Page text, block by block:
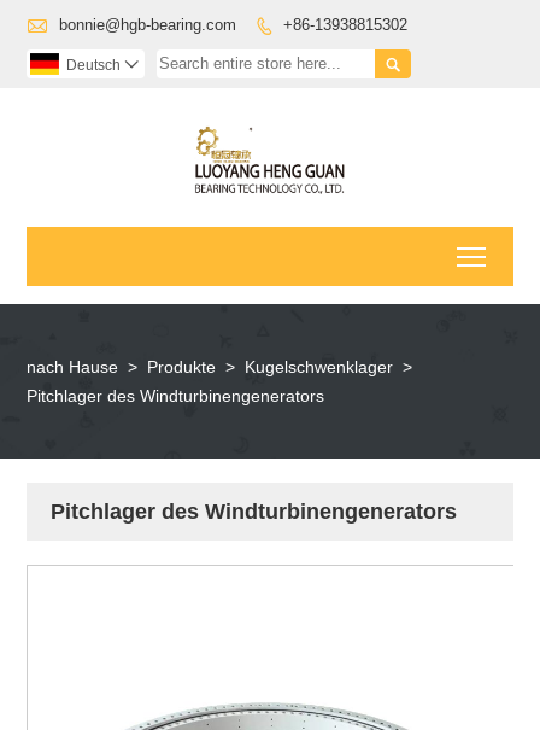
 bonnie@hgb-bearing.com  +86-13938815302

Deutsch 
nach Hause > Produkte > Kugelschwenklager >
Pitchlager des Windturbinengenerators
Pitchlager des Windturbinengenerators